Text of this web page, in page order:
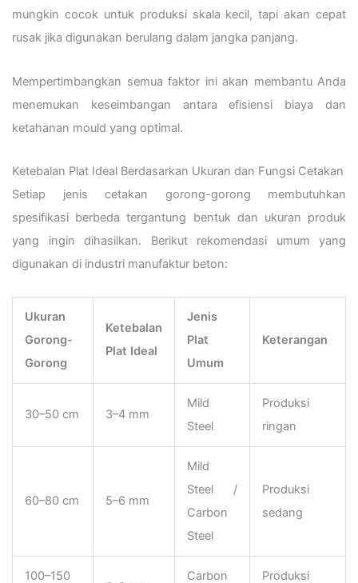
mungkin cocok untuk produksi skala kecil, tapi akan cepat
rusak jika digunakan berulang dalam jangka panjang.
Mempertimbangkan semua faktor ini akan membantu Anda
menemukan keseimbangan antara efisiensi biaya dan
ketahanan mould yang optimal.
Ketebalan Plat Ideal Berdasarkan Ukuran dan Fungsi Cetakan
Setiap jenis cetakan gorong-gorong membutuhkan
spesifikasi berbeda tergantung bentuk dan ukuran produk
yang ingin dihasilkan. Berikut rekomendasi umum yang
digunakan di industri manufaktur beton:
Ukuran
Gorong-
Gorong
Ketebalan
Plat Ideal
Jenis
Plat
Umum
Keterangan
30–50 cm 3–4 mm
Mild
Steel
Produksi
ringan
60–80 cm 5–6 mm
Mild
Steel /
Carbon
Steel
Produksi
sedang
100–150
Carbon
Produksi